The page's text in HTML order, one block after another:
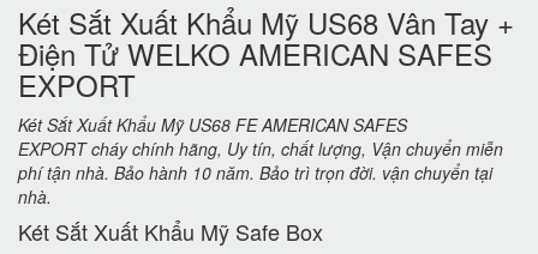
Két Sắt Xuất Khẩu Mỹ US68 Vân Tay +
Điện Tử WELKO AMERICAN SAFES
EXPORT
Két Sắt Xuất Khẩu Mỹ US68 FE AMERICAN SAFES
EXPORT cháy chính hãng, Uy tín, chất lượng, Vận chuyển miễn
phí tận nhà. Bảo hành 10 năm. Bảo trì trọn đời. vận chuyển tại
nhà.
Két Sắt Xuất Khẩu Mỹ Safe Box